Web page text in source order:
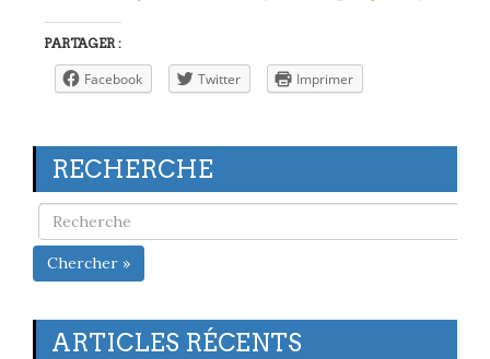
PARTAGER :
Facebook Twitter Imprimer
RECHERCHE
Chercher »
ARTICLES RÉCENTS